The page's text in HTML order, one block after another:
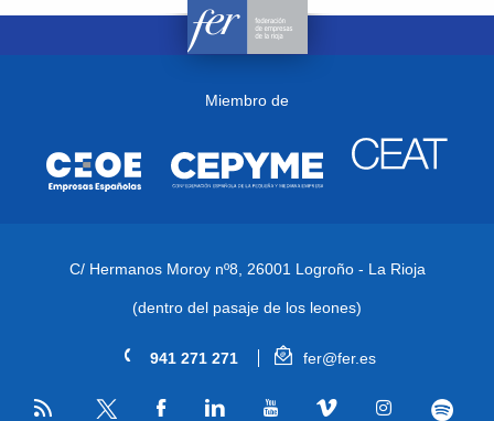
Miembro de
C/ Hermanos Moroy nº8, 26001 Logroño - La Rioja
(dentro del pasaje de los leones)
941 271 271 fer@fer.es
RSS